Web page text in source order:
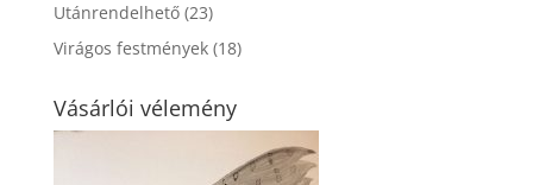
Utánrendelhető (23)
Virágos festmények (18)
Vásárlói vélemény